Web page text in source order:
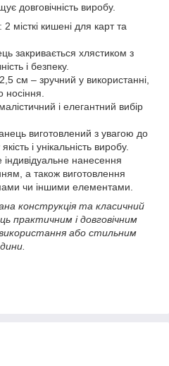
довговічність виробу.
: 2 місткі кишені для карт та
закривається хлястиком з
і безпеку.
см – зручний у використанні,
і елегантний вибір
виготовлений з увагою до
і унікальність виробу.
нанесення
а також виготовлення
чи іншими елементами.
конструкція та класичний
практичним і довговічним
або стильним